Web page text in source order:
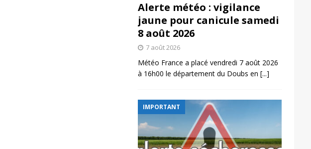
Alerte météo : vigilance
jaune pour canicule samedi
8 août 2026
7 août 2026
Météo France a placé vendredi 7 août 2026
à 16h00 le département du Doubs en [...]
IMPORTANT